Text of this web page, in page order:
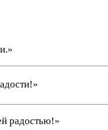
радостью!»